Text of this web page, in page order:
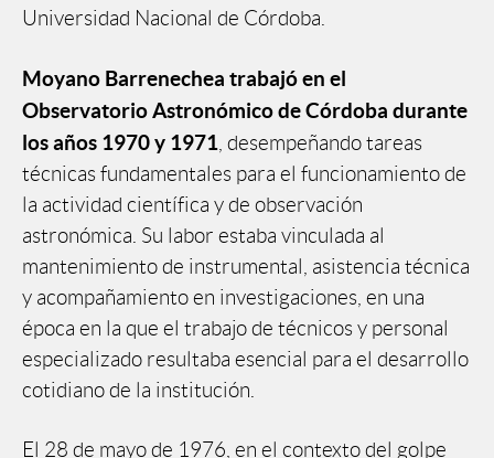
Universidad Nacional de Córdoba.
Moyano Barrenechea trabajó en el
Observatorio Astronómico de Córdoba durante
los años 1970 y 1971 , desempeñando tareas
técnicas fundamentales para el funcionamiento de
la actividad científica y de observación
astronómica. Su labor estaba vinculada al
mantenimiento de instrumental, asistencia técnica
y acompañamiento en investigaciones, en una
época en la que el trabajo de técnicos y personal
especializado resultaba esencial para el desarrollo
cotidiano de la institución.
El 28 de mayo de 1976, en el contexto del golpe